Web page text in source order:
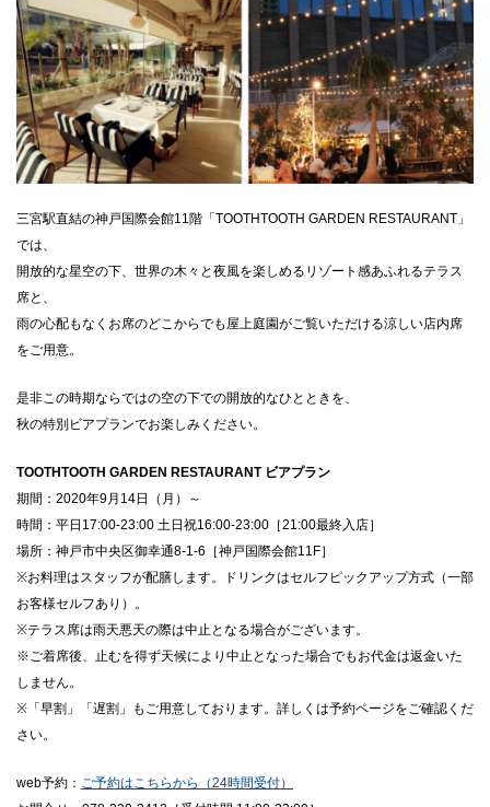
三宮駅直結の神戸国際会館11階「TOOTHTOOTH GARDEN RESTAURANT」
では、
開放的な星空の下、世界の木々と夜風を楽しめるリゾート感あふれるテラス
席と、
雨の心配もなくお席のどこからでも屋上庭園がご覧いただける涼しい店内席
をご用意。
是非この時期ならではの空の下での開放的なひとときを、
秋の特別ビアプランでお楽しみください。
TOOTHTOOTH GARDEN RESTAURANT ビアプラン
期間：2020年9月14日（月）～
時間：平日17:00-23:00 土日祝16:00-23:00［21:00最終入店］
場所：神戸市中央区御幸通8-1-6［神戸国際会館11F］
※お料理はスタッフが配膳します。ドリンクはセルフピックアップ方式（一部
お客様セルフあり）。
※テラス席は雨天悪天の際は中止となる場合がございます。
※ご着席後、止むを得ず天候により中止となった場合でもお代金は返金いた
しません。
※「早割」「遅割」もご用意しております。詳しくは予約ページをご確認くだ
さい。
web予約： ご予約はこちらから（24時間受付）